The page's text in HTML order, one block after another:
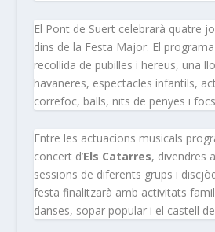
El Pont de Suert celebrarà quatre
dins de la Festa Major. El
recollida de pubilles i hereus, una
havaneres, espectacles infantils,
correfoc, balls, nits de penyes i
Entre les actuacions musicals
concert d’Els Catarres, divendres
sessions de diferents grups i
festa finalitzarà amb activitats
danses, sopar popular i el castell